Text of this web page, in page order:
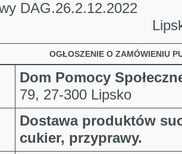
DAG.26.2.12.2022
dnia
OGŁOSZENIE O ZAMÓWIENIU
Dom Pomocy
79, 27-300 Lipsko
Dostawa produktów
cukier, przyprawy.